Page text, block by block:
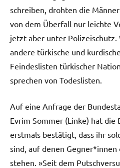
schreiben, drohten die
von dem Überfall nur leichte
jetzt aber unter Polizeischutz.
andere türkische und
Feindeslisten türkischer
sprechen von Todeslisten.
Auf eine Anfrage der
Evrim Sommer (Linke) hat
erstmals bestätigt, dass ihr
sind, auf denen Gegner*innen
stehen. »Seit dem